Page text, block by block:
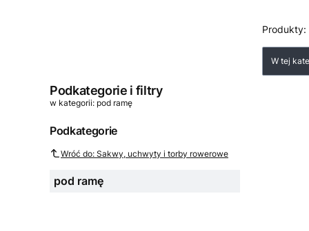
Podkategorie i filtry
w kategorii: pod ramę
Podkategorie
Wróć do: Sakwy, uchwyty i torby rowerowe
pod ramę
Produkty:
W tej